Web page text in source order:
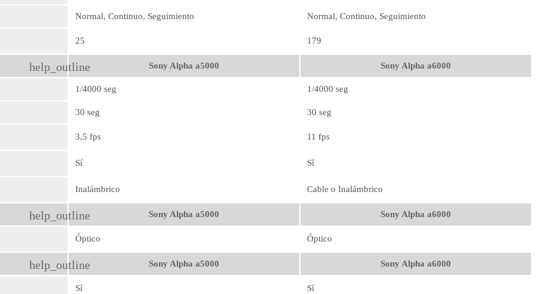
Normal, Continuo, Seguimiento Normal, Continuo, Seguimiento
25 179
help_outline Sony Alpha a5000 Sony Alpha a6000
1/4000 seg 1/4000 seg
30 seg 30 seg
3,5 fps 11 fps
Sí Sí
Inalámbrico Cable o Inalámbrico
help_outline Sony Alpha a5000 Sony Alpha a6000
Óptico Óptico
help_outline Sony Alpha a5000 Sony Alpha a6000
Sí Sí